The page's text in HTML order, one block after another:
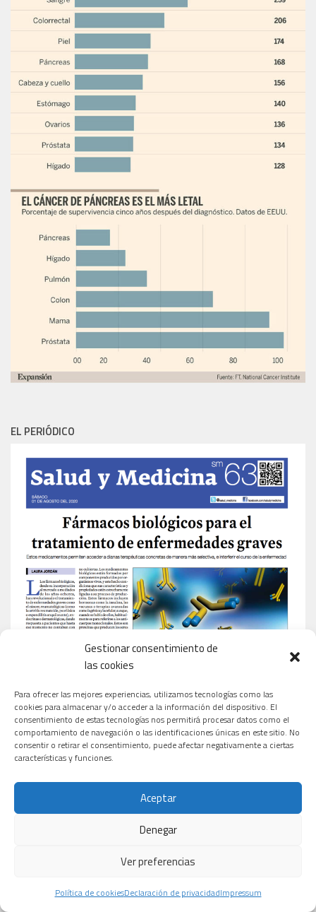
Gestionar consentimiento de
las cookies
Para ofrecer las mejores experiencias, utilizamos tecnologías como las
cookies para almacenar y/o acceder a la información del dispositivo. El
consentimiento de estas tecnologías nos permitirá procesar datos como el
comportamiento de navegación o las identificaciones únicas en este sitio. No
consentir o retirar el consentimiento, puede afectar negativamente a ciertas
características y funciones.
Aceptar
Denegar
Ver preferencias
Política de cookiesDeclaración de privacidadImpressum
EL PERIÓDICO